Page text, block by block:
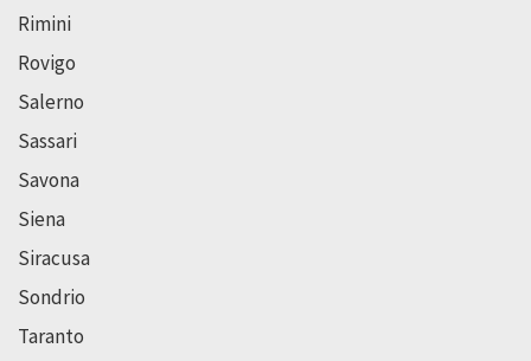
Rimini
Rovigo
Salerno
Sassari
Savona
Siena
Siracusa
Sondrio
Taranto